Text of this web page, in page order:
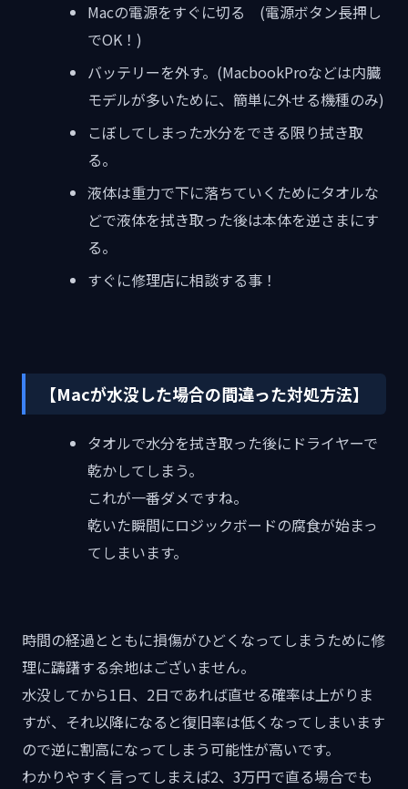
Macの電源をすぐに切る (電源ボタン長押し
でOK！)
バッテリーを外す。(MacbookProなどは内臓
モデルが多いために、簡単に外せる機種のみ)
こぼしてしまった水分をできる限り拭き取
る。
液体は重力で下に落ちていくためにタオルな
どで液体を拭き取った後は本体を逆さまにす
る。
すぐに修理店に相談する事！
【Macが水没した場合の間違った対処方法】
タオルで水分を拭き取った後にドライヤーで
乾かしてしまう。
これが一番ダメですね。
乾いた瞬間にロジックボードの腐食が始まっ
てしまいます。
時間の経過とともに損傷がひどくなってしまうために修
理に躊躇する余地はございません。
水没してから1日、2日であれば直せる確率は上がりま
すが、それ以降になると復旧率は低くなってしまいます
ので逆に割高になってしまう可能性が高いです。
わかりやすく言ってしまえば2、3万円で直る場合でも